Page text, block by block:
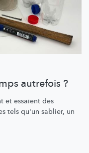
autrefois ?
et essaient des
tels qu'un sablier, un